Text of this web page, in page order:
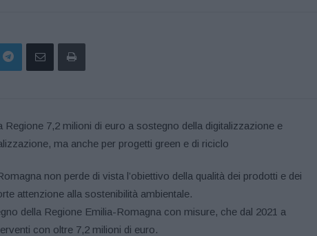
non perde di vista l’obiettivo della qualità dei prodotti e dei
attenzione alla sostenibilità ambientale.
della Regione Emilia-Romagna con misure, che dal 2021 a
con oltre 7,2 milioni di euro.